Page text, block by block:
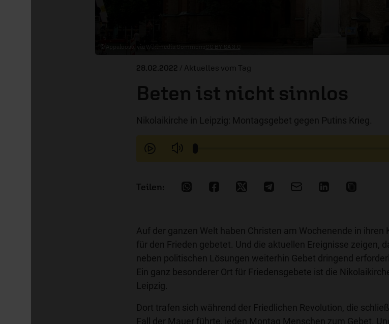
© Appaloosa, via Wikimedia Commons CC BY-SA 3.0
28.02.2022 / Aktuelles vom Tag
Beten ist nicht sinnlos
Nikolaikirche in Leipzig: Montagsgebet gegen Putins Krieg.
Auf der ganzen Welt haben Christen am Wochenende in ihren
für den Frieden gebetet. Und die aktuellen Ereignisse zeigen,
neben politischen Lösungen weiterhin Gebet dringend
Ein ganz besonderer Ort für Friedensgebete ist die
Leipzig.
Dort trafen sich während der Friedlichen Revolution, die
Fall der Mauer führte, jeden Montag Menschen zum Gebet.